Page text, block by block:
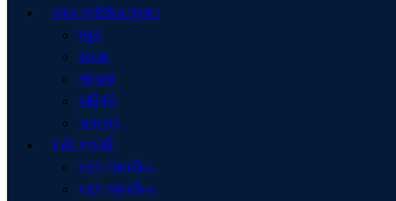
সকল প্রতিষ্ঠান প্রধান
স্কুল
কলেজ
মাদ্রাসা
কারিগরি
অন্যান্য
ফটো গ্যালারী
ফটো গ্যালারী-১
ফটো গ্যালারী-২